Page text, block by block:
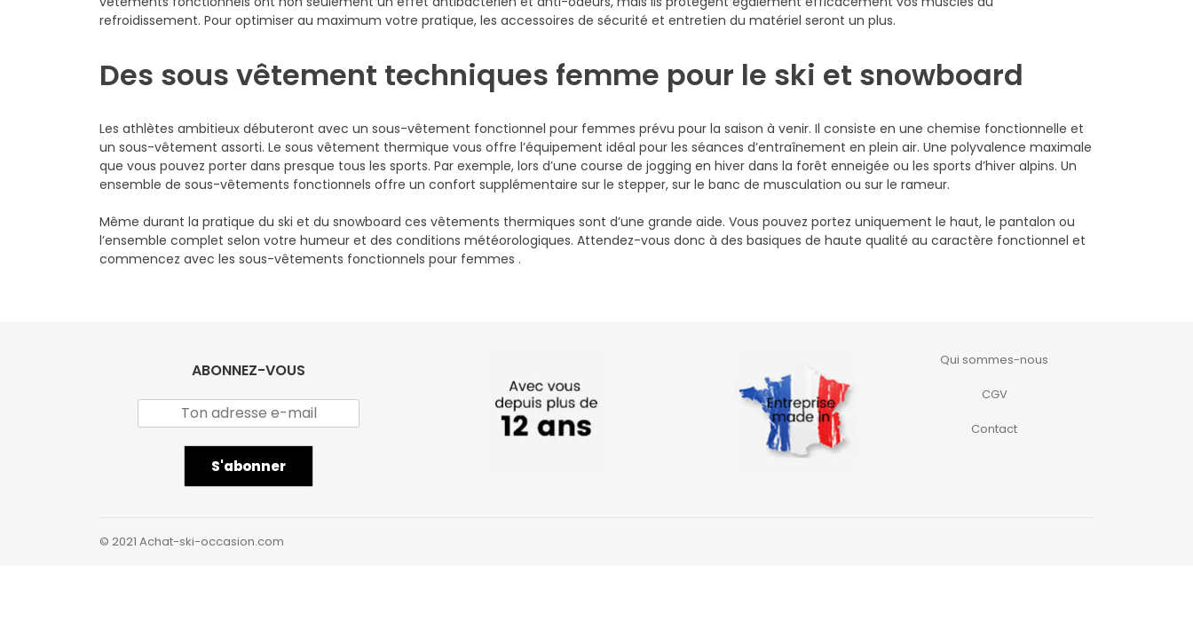
refroidissement. Pour optimiser au maximum votre pratique, les accessoires de sécurité et entretien du matériel seront un plus.
Des sous vêtement techniques femme pour le ski et snowboard
Les athlètes ambitieux débuteront avec un sous-vêtement fonctionnel pour femmes prévu pour la saison à venir. Il consiste en une chemise fonctionnelle et
un sous-vêtement assorti. Le sous vêtement thermique vous offre l’équipement idéal pour les séances d’entraînement en plein air. Une polyvalence maximale
que vous pouvez porter dans presque tous les sports. Par exemple, lors d’une course de jogging en hiver dans la forêt enneigée ou les sports d’hiver alpins. Un
ensemble de sous-vêtements fonctionnels offre un confort supplémentaire sur le stepper, sur le banc de musculation ou sur le rameur.
Même durant la pratique du ski et du snowboard ces vêtements thermiques sont d’une grande aide. Vous pouvez portez uniquement le haut, le pantalon ou
l’ensemble complet selon votre humeur et des conditions météorologiques. Attendez-vous donc à des basiques de haute qualité au caractère fonctionnel et
commencez avec les sous-vêtements fonctionnels pour femmes .
ABONNEZ-VOUS
Qui sommes-nous
CGV
Contact
© 2021 Achat-ski-occasion.com